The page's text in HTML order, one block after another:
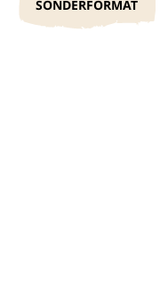
Bildergalerie überspringen
SONDERFORMAT